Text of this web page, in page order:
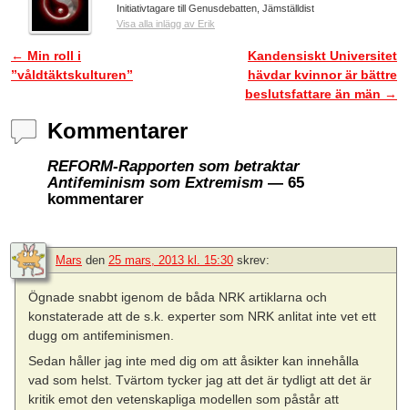
Initiativtagare till Genusdebatten, Jämställdist
Visa alla inlägg av Erik
Inläggsnavigering
← Min roll i
”våldtäktskulturen”
Kandensiskt Universitet
hävdar kvinnor är bättre
beslutsfattare än män →
Kommentarer
REFORM-Rapporten som betraktar
Antifeminism som Extremism — 65
kommentarer
Mars den 25 mars, 2013 kl. 15:30 skrev:
Ögnade snabbt igenom de båda NRK artiklarna och
konstaterade att de s.k. experter som NRK anlitat inte vet ett
dugg om antifeminismen.
Sedan håller jag inte med dig om att åsikter kan innehålla
vad som helst. Tvärtom tycker jag att det är tydligt att det är
kritik emot den vetenskapliga modellen som påstår att